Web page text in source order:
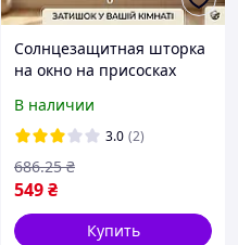
Солнцезащитная шторка
на окно на присосках
Чёрный, ролеты на окна
без сверления
В наличии
3.0 (2)
549₴
686.25 ₴
Купить